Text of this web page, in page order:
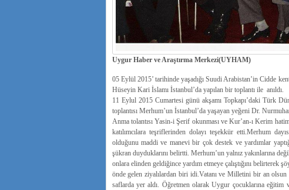
Uygur Haber ve Araştırma Merkezi(UYHAM)
05 Eylül 2015’ tarihinde yaşadığı Suudi Arabistan’in Cidde
Hüseyin Kari İslamı İstanbul’da yapılan bir toplantı ile anıldı.
11 Eylul 2015 Cumartesi günü akşamı Topkapı’daki Türk
toplantısı Merhum’un İstanbul’da yaşayan yeğeni Dr.
Anma tolantısı Yasin-i Şerif okunması ve Kur’an-ı Kerim
katılımcılara teşriflerinden dolayı teşekkür etti.Merhum
olduğunu maddi ve manevi bir çok destek ve yardımlar
şükran duyduklarını belirtti. Merhum’un yalnız yakınlarına
onlara elinden geldiğince yardım etmeye çalıştığını
önde gelen ziyalılardan biri idi.Vatanı ve Milletini bir an
saflarda yer aldı. Öğretmen olarak Uygur çocuklarına eğitim